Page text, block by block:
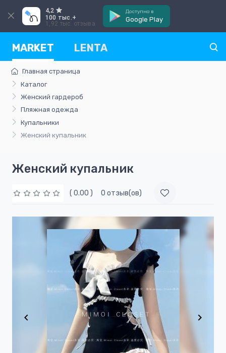
4,2
100 тыс.+
1,92 тыс. отзыва
Доступно в
Google Play
MARKET LENTA
Главная страница
Каталог
Женский гардероб
Пляжная одежда
Купальники
Женский купальник
Женский купальник
( 0.00 ) 0 отзыв(ов)